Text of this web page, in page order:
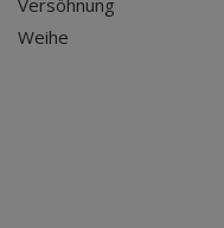
Versöhnung
Weihe